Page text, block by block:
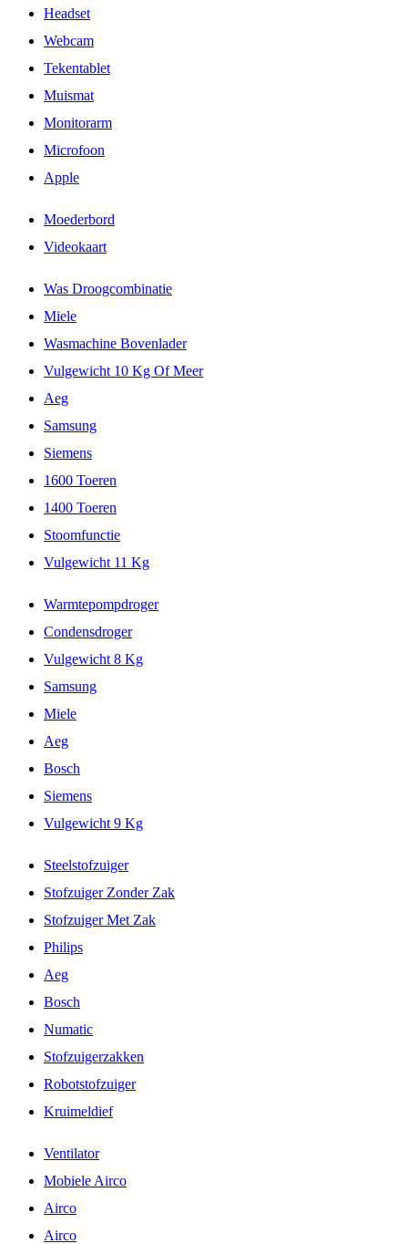
Headset
Webcam
Tekentablet
Muismat
Monitorarm
Microfoon
Apple
Moederbord
Videokaart
Was Droogcombinatie
Miele
Wasmachine Bovenlader
Vulgewicht 10 Kg Of Meer
Aeg
Samsung
Siemens
1600 Toeren
1400 Toeren
Stoomfunctie
Vulgewicht 11 Kg
Warmtepompdroger
Condensdroger
Vulgewicht 8 Kg
Samsung
Miele
Aeg
Bosch
Siemens
Vulgewicht 9 Kg
Steelstofzuiger
Stofzuiger Zonder Zak
Stofzuiger Met Zak
Philips
Aeg
Bosch
Numatic
Stofzuigerzakken
Robotstofzuiger
Kruimeldief
Ventilator
Mobiele Airco
Airco
Airco